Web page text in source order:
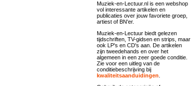
Muziek-en-Lectuur.nl is een webshop
vol interessante artikelen en
publicaties over jouw favoriete groep,
artiest of BN'er.
Muziek-en-Lectuur biedt gelezen
tijdschriften, TV-gidsen en strips, maar
ook LP's en CD's aan. De artikelen
zijn tweedehands en over het
algemeen in een zeer goede conditie.
Zie voor een uitleg van de
conditiebeschrijving bij
kwaliteitsaanduidingen